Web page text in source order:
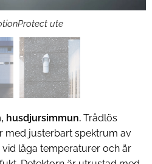
ute
husdjursimmun. Trådlös
med justerbart spektrum av
vid låga temperaturer och är